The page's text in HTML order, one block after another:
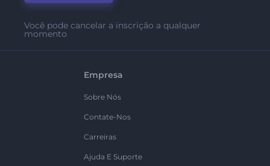
Você pode cancelar a inscrição a qualquer
momento
Empresa
Sobre Nós
Contate-Nos
Carreiras
Ajuda E Suporte